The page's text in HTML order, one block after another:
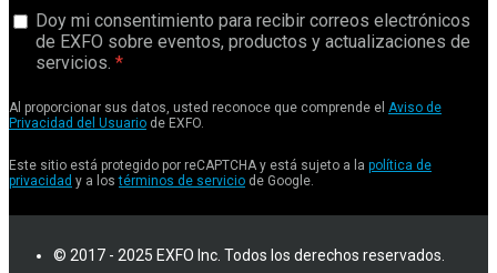
Doy mi consentimiento para recibir correos electrónicos
de EXFO sobre eventos, productos y actualizaciones de
servicios.
Al proporcionar sus datos, usted reconoce que comprende el Aviso de
Privacidad del Usuario de EXFO.
Este sitio está protegido por reCAPTCHA y está sujeto a la política de
privacidad y a lostérminos de servicio de Google.
© 2017 - 2025 EXFO Inc. Todos los derechos reservados.